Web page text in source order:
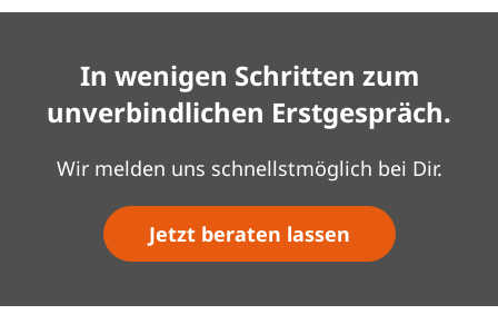
In wenigen Schritten zum
unverbindlichen Erstgespräch.
Wir melden uns schnellstmöglich bei Dir.
Jetzt beraten lassen